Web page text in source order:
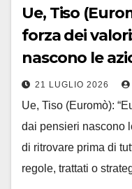
Ue, Tiso
forza dei
nascono le
21 LUGLIO 2026
Ue, Tiso (Euromò):
dai pensieri nascono
di ritrovare prima di
regole, trattati o